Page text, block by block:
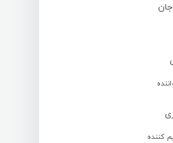
کننده